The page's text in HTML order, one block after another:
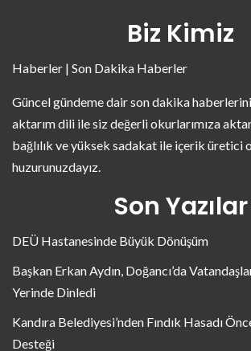
Biz Kimiz
Haberler | Son Dakika Haberler
Güncel gündeme dair son dakika
aktarım dili ile siz değerli okurlarımıza
bağlılık ve yüksek sadakat ile içerik üretici
huzurunuzdayız.
Son Yazılar
DEÜ Hastanesinde Büyük Dönüşüm
Başkan Erkan Aydın, Doğancı’da
Yerinde Dinledi
Kandıra Belediyesi’nden Fındık Hasadı
Desteği